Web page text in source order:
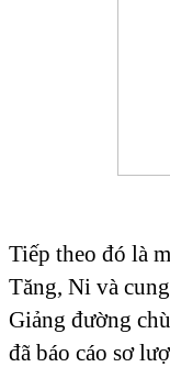
Tiếp theo đó là
Tăng, Ni và
Giảng đường
đã báo cáo sơ